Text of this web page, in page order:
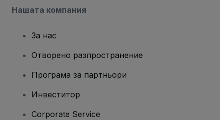
Нашата компания
За нас
Отворено разпространение
Програма за партньори
Инвеститор
Corporate Service